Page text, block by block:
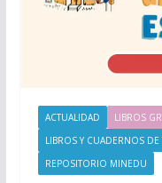
ACTUALIDAD
LIBROS
LIBROS Y CUADERNOS DE
REPOSITORIO MINEDU